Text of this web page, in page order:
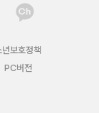
보호정책
PC버전